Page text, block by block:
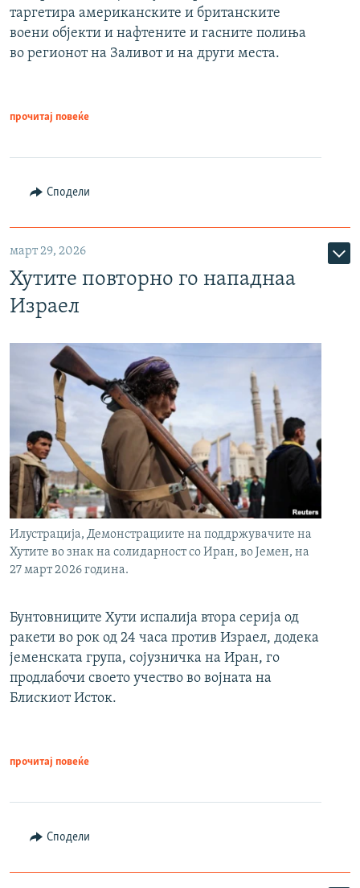
таргетира американските и британските
воени објекти и нафтените и гасните полиња
во регионот на Заливот и на други места.
прочитај повеќе
Сподели
март 29, 2026
Хутите повторно го нападнаа
Израел
Илустрација, Демонстрациите на поддржувачите на
Хутите во знак на солидарност со Иран, во Јемен, на
27 март 2026 година.
Бунтовниците Хути испалија втора серија од
ракети во рок од 24 часа против Израел, додека
јеменската група, сојузничка на Иран, го
продлабочи своето учество во војната на
Блискиот Исток.
прочитај повеќе
Сподели